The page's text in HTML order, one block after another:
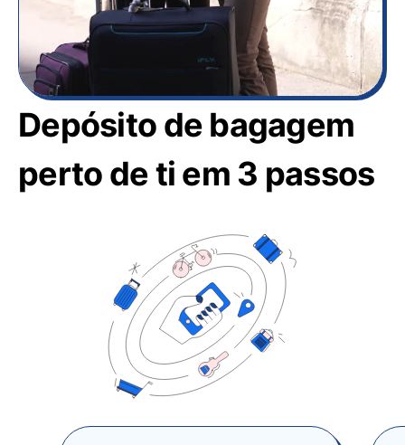
Depósito de bagagem
perto de ti em 3 passos